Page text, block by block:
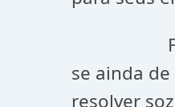
se ainda
resolver